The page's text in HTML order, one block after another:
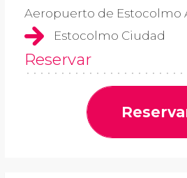
Aeropuerto de Estocolmo
Estocolmo Ciudad
Reservar